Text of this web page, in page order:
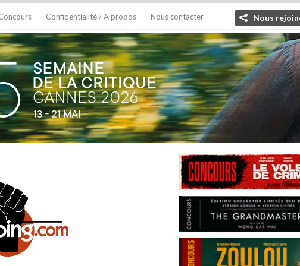
Confidentialité / A propos Nous contacter Nous